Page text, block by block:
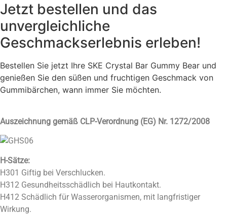
Jetzt bestellen und das
unvergleichliche
Geschmackserlebnis erleben!
Bestellen Sie jetzt Ihre SKE Crystal Bar Gummy Bear und
genießen Sie den süßen und fruchtigen Geschmack von
Gummibärchen, wann immer Sie möchten.
Auszeichnung gemäß CLP-Verordnung (EG) Nr. 1272/2008
H-Sätze:
H301 Giftig bei Verschlucken.
H312 Gesundheitsschädlich bei Hautkontakt.
H412 Schädlich für Wasserorganismen, mit langfristiger
Wirkung.